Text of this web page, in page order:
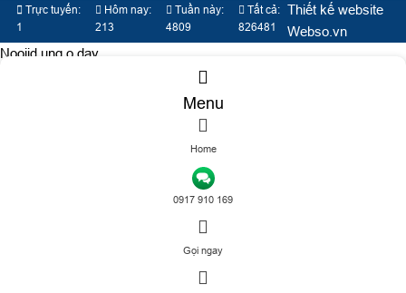
Trực tuyến:
1
Hôm nay:
213
Tuần này:
4809
Tất cả:
826481
Thiết kế website
Webso.vn
Menu
Home
0917 910 169
Gọi ngay
Nooijd ung o day
TƯ VẤN DỊCH VỤ